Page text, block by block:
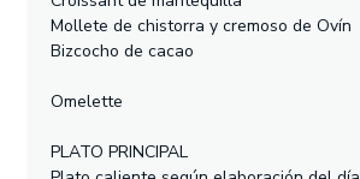
Mollete de chistorra y cremoso de Ovín
Bizcocho de cacao
Omelette
PLATO PRINCIPAL